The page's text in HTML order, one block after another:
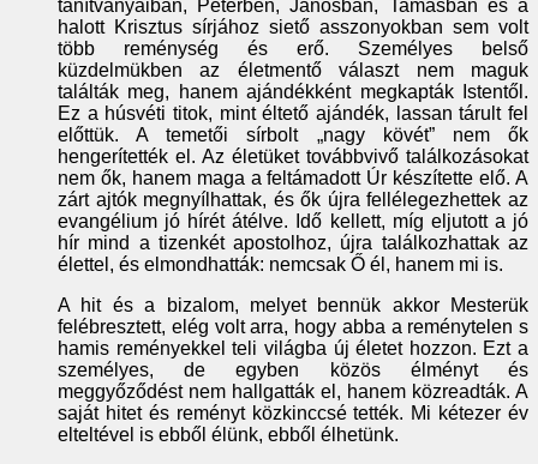
tanítványaiban, Péterben, Jánosban, Tamásban és a
halott Krisztus sírjához siető asszonyokban sem volt
több reménység és erő. Személyes belső
küzdelmükben az életmentő választ nem maguk
találták meg, hanem ajándékként megkapták Istentől.
Ez a húsvéti titok, mint éltető ajándék, lassan tárult fel
előttük. A temetői sírbolt „nagy kövét” nem ők
hengerítették el. Az életüket továbbvivő találkozásokat
nem ők, hanem maga a feltámadott Úr készítette elő. A
zárt ajtók megnyílhattak, és ők újra fellélegezhettek az
evangélium jó hírét átélve. Idő kellett, míg eljutott a jó
hír mind a tizenkét apostolhoz, újra találkozhattak az
élettel, és elmondhatták: nemcsak Ő él, hanem mi is.
A hit és a bizalom, melyet bennük akkor Mesterük
felébresztett, elég volt arra, hogy abba a reménytelen s
hamis reményekkel teli világba új életet hozzon. Ezt a
személyes, de egyben közös élményt és
meggyőződést nem hallgatták el, hanem közreadták. A
saját hitet és reményt közkinccsé tették. Mi kétezer év
elteltével is ebből élünk, ebből élhetünk.